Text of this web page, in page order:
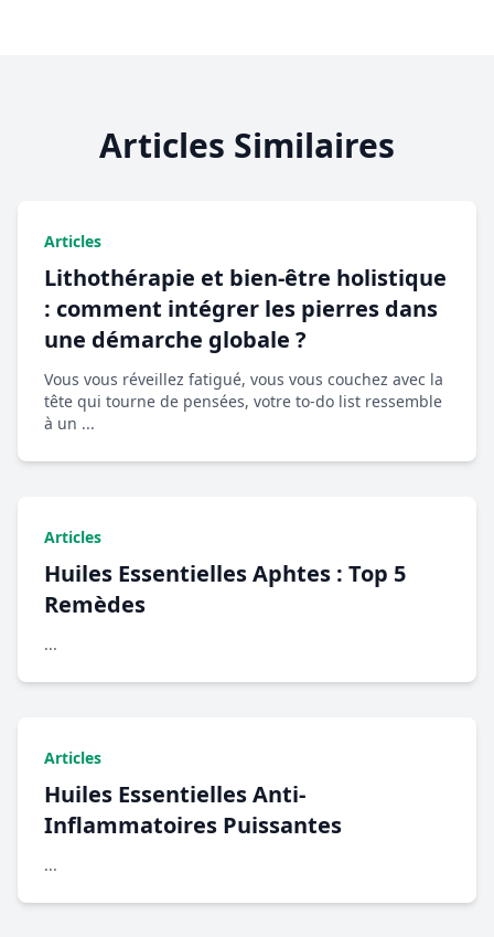
Articles Similaires
Articles
Lithothérapie et bien-être holistique
: comment intégrer les pierres dans
une démarche globale ?
Vous vous réveillez fatigué, vous vous couchez avec la
tête qui tourne de pensées, votre to-do list ressemble
à un ...
Articles
Huiles Essentielles Aphtes : Top 5
Remèdes
...
Articles
Huiles Essentielles Anti-
Inflammatoires Puissantes
...